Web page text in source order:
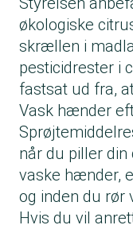
økologiske
skrællen i
pesticidrester i
fastsat ud fra,
Vask hænder
når du piller
vaske hænder,
og inden du rør
Hvis du vil